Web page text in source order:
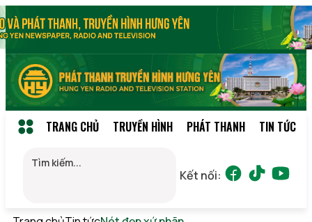
TRANG CHỦ TRUYỀN HÌNH PHÁT THANH TIN TỨC
Kết nối: